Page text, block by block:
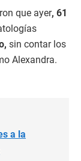
que ayer, 61
sin contar los
Alexandra.
a la